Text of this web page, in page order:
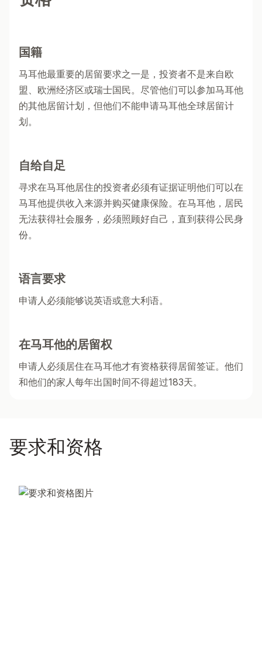
国籍
马耳他最重要的居留要求之一是，投资者不是来自欧
盟、欧洲经济区或瑞士国民。尽管他们可以参加马耳他
的其他居留计划，但他们不能申请马耳他全球居留计
划。
自给自足
寻求在马耳他居住的投资者必须有证据证明他们可以在
马耳他提供收入来源并购买健康保险。在马耳他，居民
无法获得社会服务，必须照顾好自己，直到获得公民身
份。
语言要求
申请人必须能够说英语或意大利语。
在马耳他的居留权
申请人必须居住在马耳他才有资格获得居留签证。他们
和他们的家人每年出国时间不得超过183天。
要求和资格